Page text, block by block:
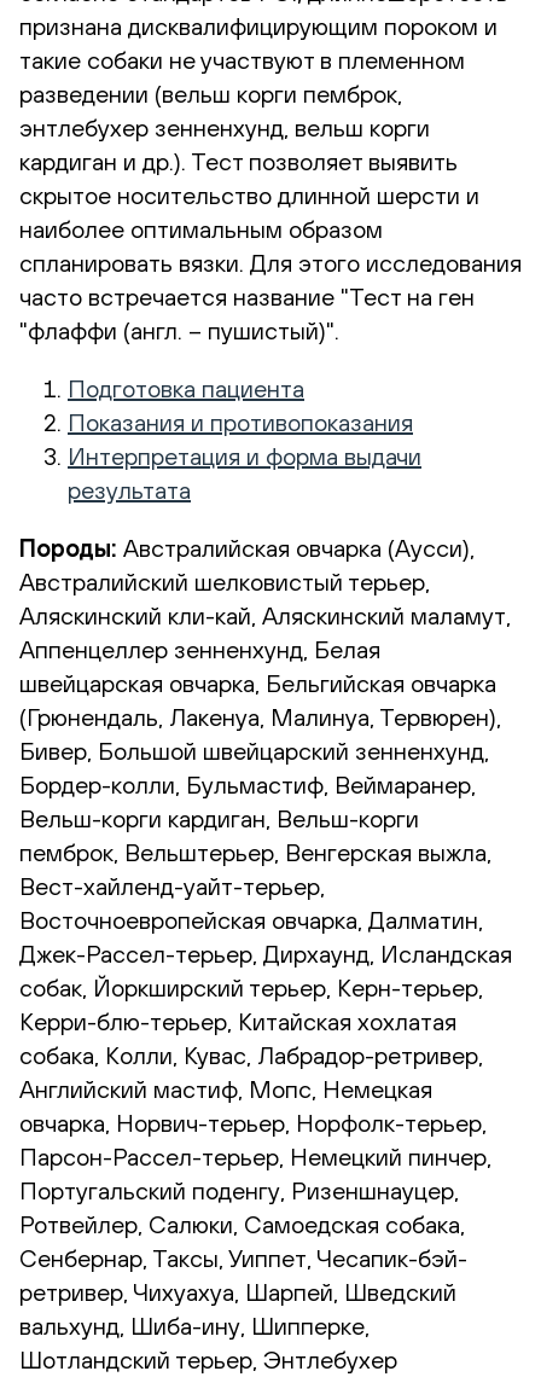
признана дисквалифицирующим пороком и
такие собаки не участвуют в племенном
разведении (вельш корги пемброк,
энтлебухер зенненхунд, вельш корги
кардиган и др.). Тест позволяет выявить
скрытое носительство длинной шерсти и
наиболее оптимальным образом
спланировать вязки. Для этого исследования
часто встречается название "Тест на ген
"флаффи (англ. – пушистый)".
Подготовка пациента
Показания и противопоказания
Интерпретация и форма выдачи
результата
Породы: Австралийская овчарка (Аусси),
Австралийский шелковистый терьер,
Аляскинский кли-кай, Аляскинский маламут,
Аппенцеллер зенненхунд, Белая
швейцарская овчарка, Бельгийская овчарка
(Грюнендаль, Лакенуа, Малинуа, Тервюрен),
Бивер, Большой швейцарский зенненхунд,
Бордер-колли, Бульмастиф, Веймаранер,
Вельш-корги кардиган, Вельш-корги
пемброк, Вельштерьер, Венгерская выжла,
Вест-хайленд-уайт-терьер,
Восточноевропейская овчарка, Далматин,
Джек-Рассел-терьер, Дирхаунд, Исландская
собак, Йоркширский терьер, Керн-терьер,
Керри-блю-терьер, Китайская хохлатая
собака, Колли, Кувас, Лабрадор-ретривер,
Английский мастиф, Мопс, Немецкая
овчарка, Норвич-терьер, Норфолк-терьер,
Парсон-Рассел-терьер, Немецкий пинчер,
Португальский поденгу, Ризеншнауцер,
Ротвейлер, Салюки, Самоедская собака,
Сенбернар, Таксы, Уиппет, Чесапик-бэй-
ретривер, Чихуахуа, Шарпей, Шведский
вальхунд, Шиба-ину, Шипперке,
Шотландский терьер, Энтлебухер